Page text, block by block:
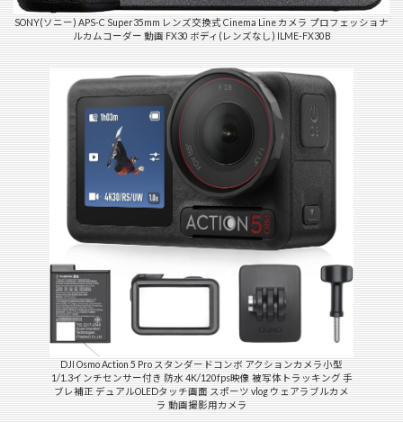
SONY(ソニー) APS-C Super35mm レンズ交換式 Cinema Line カメラ プロフェッショナ
ルカムコーダー 動画 FX30 ボディ(レンズなし) ILME-FX30B
DJI Osmo Action 5 Pro スタンダードコンボ アクションカメラ小型
1/1.3インチセンサー付き 防水 4K/120fps映像 被写体トラッキング 手
ブレ補正 デュアルOLEDタッチ画面 スポーツ vlog ウェアラブルカメ
ラ 動画撮影用カメラ